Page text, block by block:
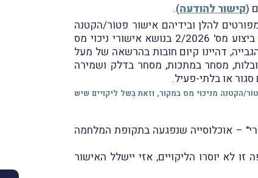
קישור להודעה).
להלן ובידיהם אישור פטוֹר/הקטנה
מניכוי מס במקור בתוקף: (א) לא הוגש דו"ח מפורט למע"מ בהתאם לקריטריונים המפורטים בפסקה 5.2.3 להוראת ביצוע מס' 2/2026 בנושא אישורי ניכוי מס
דהיינו קיום חובות בהרשאה של מעל
הובלות, מסחר במתכות, מסחר בדלק ושמירה
או בלתי-פעיל.
מניכוי מס במקור, וזאת בְּשל ליקויים שיש
– אוכלוסייה שנפגעה בתקופת המלחמה
30 ימים להסרתם; וכי אם לאחַר תקופה זו לא יוסרו הליקויים, אזי יישלל האישור